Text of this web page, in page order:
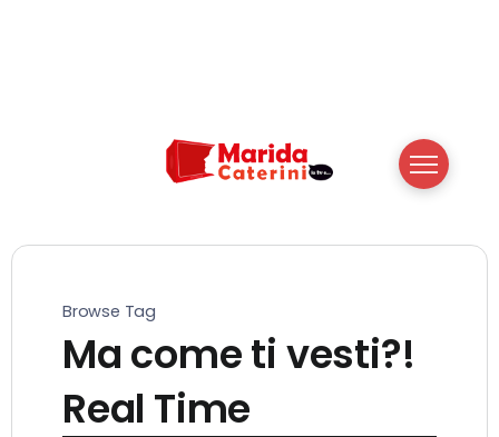
Browse Tag
Ma come ti vesti?!
Real Time